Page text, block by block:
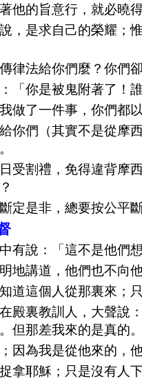
他的旨意行，就必曉
，是求自己的榮耀；
律法給你們麼？你們
「你是被鬼附著了！
做了一件事，你們都
你們（其實不是從摩
受割禮，免得違背摩
定是非，總要按公平
有說：「這不是他們
地講道，他們也不向
道這個人從那裏來；
殿裏教訓人，大聲說
但那差我來的是真的
因為我是從他來的，
拿耶穌；只是沒有人